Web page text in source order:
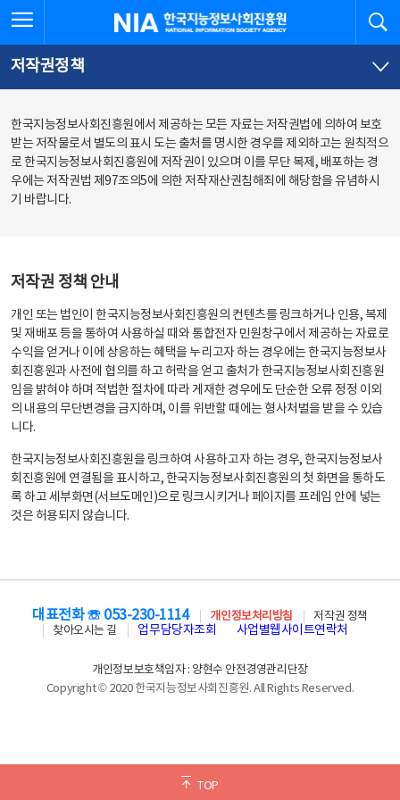
문
로
가
체
뉴
바
가
한국지능정보사회진흥원
저작권정책
한국지능정보사회진흥원에서 제공하는 모든 자료는 저작권법에 의하여 보호
받는 저작물로서 별도의 표시 도는 출처를 명시한 경우를 제외하고는 원칙적으
로 한국지능정보사회진흥원에 저작권이 있으며 이를 무단 복제, 배포하는 경
우에는 저작권법 제97조의5에 의한 저작재산권침해죄에 해당함을 유념하시
기 바랍니다.
저작권 정책 안내
개인 또는 법인이 한국지능정보사회진흥원의 컨텐츠를 링크하거나 인용, 복제
및 재배포 등을 통하여 사용하실 때와 통합전자 민원창구에서 제공하는 자료로
수익을 얻거나 이에 상응하는 혜택을 누리고자 하는 경우에는 한국지능정보사
회진흥원과 사전에 협의를 하고 허락을 얻고 출처가 한국지능정보사회진흥원
임을 밝혀야 하며 적법한 절차에 따라 게재한 경우에도 단순한 오류 정정 이외
의 내용의 무단변경을 금지하며, 이를 위반할 때에는 형사처벌을 받을 수 있습
니다.
한국지능정보사회진흥원을 링크하여 사용하고자 하는 경우, 한국지능정보사
회진흥원에 연결됨을 표시하고, 한국지능정보사회진흥원의 첫 화면을 통하도
록 하고 세부화면(서브도메인)으로 링크시키거나 페이지를 프레임 안에 넣는
것은 허용되지 않습니다.
TOP
대표전화 ☏ 053-230-1114 개인정보처리방침
저작권 정책
찾아오시는 길
업무담당자조회 사업별웹사이트연락처
개인정보보호책임자 : 양현수 안전경영관리단장
Copyright © 2020 한국지능정보사회진흥원. All Rights Reserved.